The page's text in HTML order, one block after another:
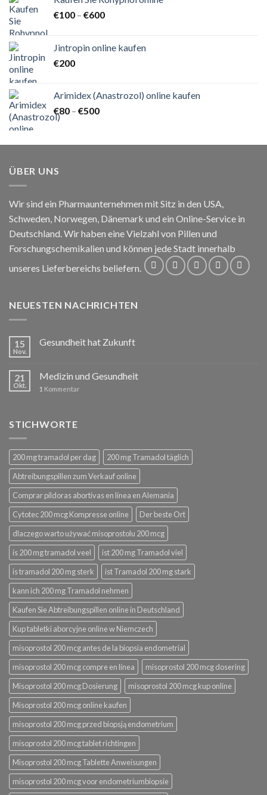
€100 – €600Preisspanne:
€600
Jintropin online kaufen
€200
Arimidex (Anastrozol) online kaufen
€80 – €500Preisspanne:
€500
ÜBER UNS
Wir sind ein Pharmaunternehmen mit Sitz in den USA,
Schweden, Norwegen, Dänemark und ein Online-Service in
Deutschland. Wir haben eine Vielzahl von Pillen und
Forschungschemikalien und können jede Stadt innerhalb
unseres Lieferbereichs beliefern.
NEUESTEN NACHRICHTEN
15
Nov.
Gesundheit hat Zukunft
21
Okt.
Medizin und Gesundheit
1 Kommentar
STICHWORTE
200 mg tramadol per dag
200 mg Tramadol täglich
Abtreibungspillen zum Verkauf online
Comprar píldoras abortivas en línea en Alemania
Cytotec 200 mcg Kompresse online
Der beste Ort
dlaczego warto używać misoprostolu 200 mcg
is 200 mg tramadol veel
ist 200 mg Tramadol viel
is tramadol 200 mg sterk
ist Tramadol 200 mg stark
kann ich 200 mg Tramadol nehmen
Kaufen Sie Abtreibungspillen online in Deutschland
Kup tabletki aborcyjne online w Niemczech
misoprostol 200 mcg antes de la biopsia endometrial
misoprostol 200 mcg compre en línea
misoprostol 200 mcg dosering
Misoprostol 200 mcg Dosierung
misoprostol 200 mcg kup online
Misoprostol 200 mcg online kaufen
misoprostol 200 mcg przed biopsją endometrium
misoprostol 200 mcg tablet richtingen
Misoprostol 200 mcg Tablette Anweisungen
misoprostol 200 mcg voor endometriumbiopsie